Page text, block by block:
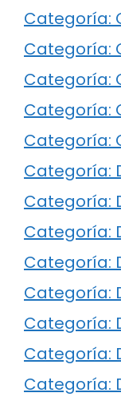
Categoría:
Categoría:
Categoría:
Categoría:
Categoría:
Categoría:
Categoría:
Categoría:
Categoría:
Categoría:
Categoría:
Categoría:
Categoría: